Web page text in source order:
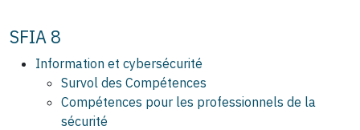
SFIA 8
Information et cybersécurité
Survol des Compétences
Compétences pour les professionnels de la
sécurité